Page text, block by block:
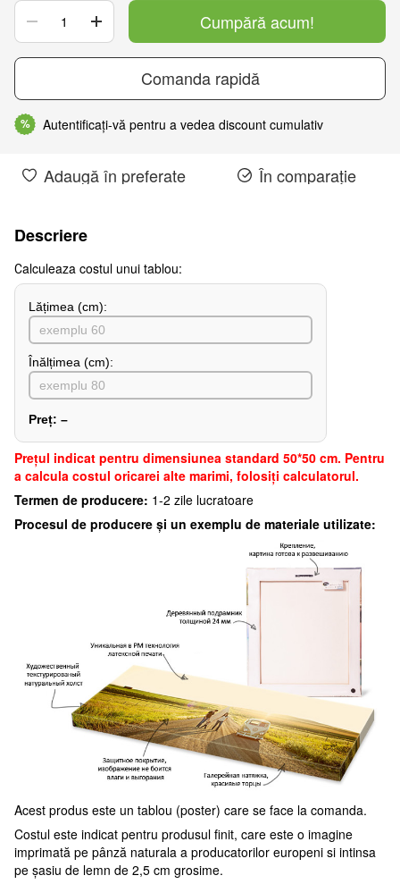
Cumpără acum!
Comanda rapidă
% Autentificați-vă pentru a vedea discount cumulativ
Adaugă în preferate În comparație
Descriere
Сalculeaza costul unui tablou:
Lățimea (сm):
Înălțimea (cm):
Preț: –
Preţul indicat pentru dimensiunea standard 50*50 cm. Pentru
a calcula costul oricarei alte marimi, folosiți calculatorul.
Termen de producere: 1-2 zile lucratoare
Procesul de producere și un exemplu de materiale utilizate:
Acest produs este un tablou (poster) care se face la comanda.
Costul este indicat pentru produsul finit, care este o imagine
imprimată pe pânză naturala a producatorilor europeni si intinsa
pe șasiu de lemn de 2,5 cm grosime.